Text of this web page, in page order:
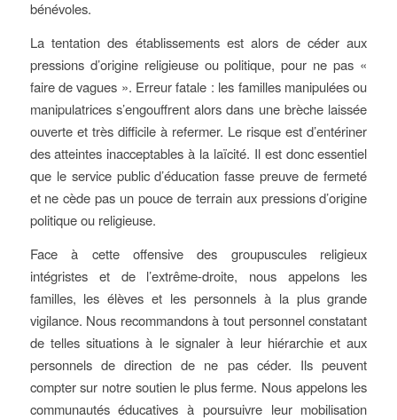
bénévoles.
La tentation des établissements est alors de céder aux
pressions d’origine religieuse ou politique, pour ne pas «
faire de vagues ». Erreur fatale : les familles manipulées ou
manipulatrices s’engouffrent alors dans une brèche laissée
ouverte et très difficile à refermer. Le risque est d’entériner
des atteintes inacceptables à la laïcité. Il est donc essentiel
que le service public d’éducation fasse preuve de fermeté
et ne cède pas un pouce de terrain aux pressions d’origine
politique ou religieuse.
Face à cette offensive des groupuscules religieux
intégristes et de l’extrême-droite, nous appelons les
familles, les élèves et les personnels à la plus grande
vigilance. Nous recommandons à tout personnel constatant
de telles situations à le signaler à leur hiérarchie et aux
personnels de direction de ne pas céder. Ils peuvent
compter sur notre soutien le plus ferme. Nous appelons les
communautés éducatives à poursuivre leur mobilisation